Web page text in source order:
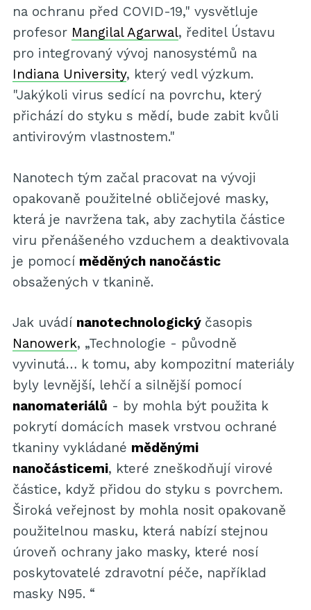
na ochranu před COVID-19," vysvětluje
profesor Mangilal Agarwal, ředitel Ústavu
pro integrovaný vývoj nanosystémů na
Indiana University, který vedl výzkum.
"Jakýkoli virus sedící na povrchu, který
přichází do styku s mědí, bude zabit kvůli
antivirovým vlastnostem."
Nanotech tým začal pracovat na vývoji
opakovaně použitelné obličejové masky,
která je navržena tak, aby zachytila částice
viru přenášeného vzduchem a deaktivovala
je pomocí měděných nanočástic
obsažených v tkanině.
Jak uvádí nanotechnologický časopis
Nanowerk, „Technologie - původně
vyvinutá… k tomu, aby kompozitní materiály
byly levnější, lehčí a silnější pomocí
nanomateriálů - by mohla být použita k
pokrytí domácích masek vrstvou ochrané
tkaniny vykládané měděnými
nanočásticemi, které zneškodňují virové
částice, když přidou do styku s povrchem.
Široká veřejnost by mohla nosit opakovaně
použitelnou masku, která nabízí stejnou
úroveň ochrany jako masky, které nosí
poskytovatelé zdravotní péče, například
masky N95. “